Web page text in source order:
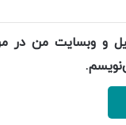
و وبسایت من در